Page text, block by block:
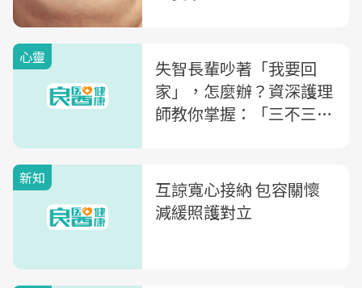
心靈
失智長輩吵著「我要回
家」，怎麼辦？資深護理
師教你掌握：「三不三
新知
互諒寬心接納 包容關懷
減緩照護對立